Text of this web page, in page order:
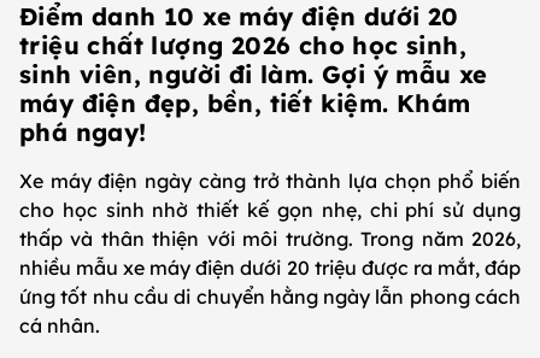
Điểm danh 10 xe máy điện dưới 20
triệu chất lượng 2026 cho học sinh,
sinh viên, người đi làm. Gợi ý mẫu xe
máy điện đẹp, bền, tiết kiệm. Khám
phá ngay!
Xe máy điện ngày càng trở thành lựa chọn phổ biến
cho học sinh nhờ thiết kế gọn nhẹ, chi phí sử dụng
thấp và thân thiện với môi trường. Trong năm 2026,
nhiều mẫu xe máy điện dưới 20 triệu được ra mắt, đáp
ứng tốt nhu cầu di chuyển hằng ngày lẫn phong cách
cá nhân.